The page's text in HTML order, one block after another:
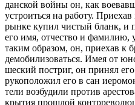
дан­ской вой­ны он, как
устро­ить­ся на ра­бо­ту.
рын­ке ку­пил чи­стый бланк, и
его имя, от­че­ство и фа­ми­лию,
та­ким об­ра­зом, он, при­е­хав к
де­мо­би­ли­зо­вать­ся. Имея от
ше­ский по­стриг, он при­нял
ру­ко­по­ло­жил его в сан
те­ли воз­бу­ди­ли про­тив
кры­тия про­шлой